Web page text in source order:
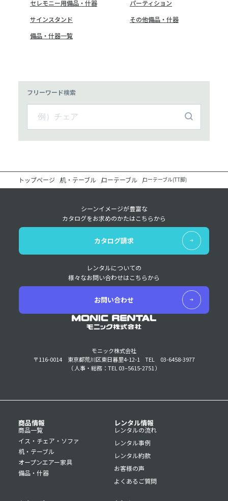
セレモニー用備品・什器
パーティション
サインスタンド
その他備品・什器
備品・什器一覧
フリーワード検索
トップページ 机・テーブル ローテーブル ローテーブル(TT脚)
モニック株式会社
〒116-0014 東京都荒川区東日暮里4-12-1
TEL 03-6458-3977
（ 人事・総務：TEL 03–5615-2751 ）
シーンイメージが豊富な
カタログをお求めのかたはこちらから
カタログ請求
レンタルについての
様々なお問い合わせはこちらから
お問い合わせ
商品情報
商品一覧
イス・チェア・ソファ
机・テーブル
オープンエアー家具
備品・什器
レンタル情報
レンタルの流れ
レンタル事例
レンタル約款
お客様の声
よくあるご質問